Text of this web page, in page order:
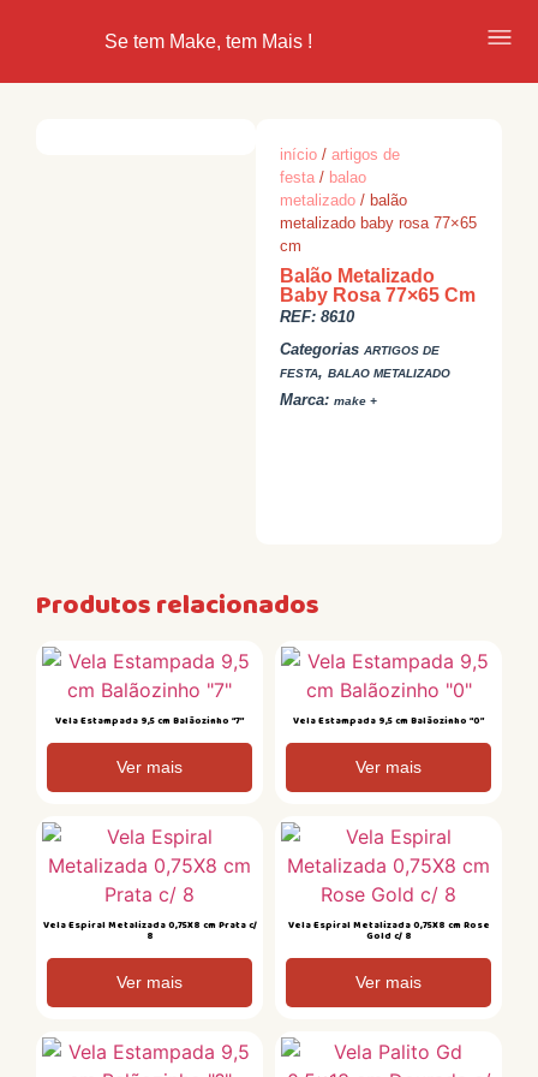
Se tem Make, tem Mais !
início /artigos de
festa / balao
metalizado / balão
metalizado baby rosa 77×65
cm
Balão Metalizado
Baby Rosa 77×65 Cm
REF:8610
Categorias ARTIGOS DE
FESTA,BALAO METALIZADO
Marca:make +
Produtos relacionados
Vela Estampada 9,5 cm Balãozinho “7”
Ver mais
Vela Estampada 9,5 cm Balãozinho “0”
Ver mais
Vela Espiral Metalizada 0,75X8 cm Prata c/
8
Ver mais
Vela Espiral Metalizada 0,75X8 cm Rose
Gold c/ 8
Ver mais